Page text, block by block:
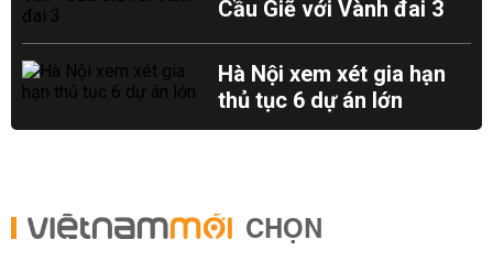
Cầu Giẽ với Vành đai 3
Hà Nội xem xét gia hạn
thủ tục 6 dự án lớn
CHỌN